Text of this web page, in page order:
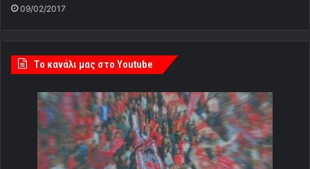
09/02/2017
Tο κανάλι μας στο Youtube